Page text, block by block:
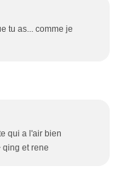
tu as... comme je
qui a l'air bien
qing et rene